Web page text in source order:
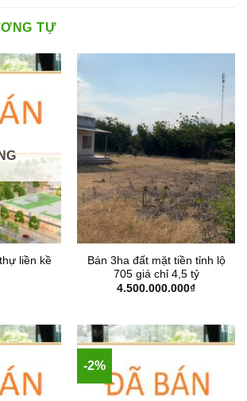
TỰ
liền kề
Bán 3ha đất mặt tiền tỉnh lộ
705 giá chỉ 4,5 tỷ
4.500.000.000₫
-2%